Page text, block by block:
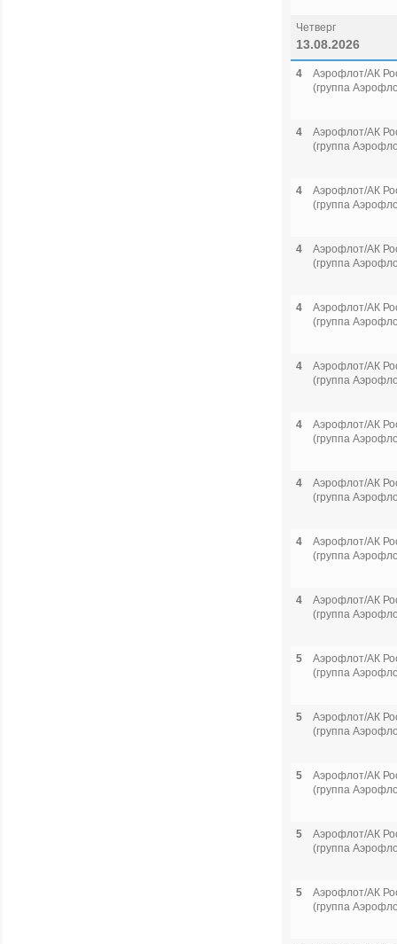
Четверг
13.08.2026
4
Аэрофлот/АК
(группа
4
Аэрофлот/АК
(группа
4
Аэрофлот/АК
(группа
4
Аэрофлот/АК
(группа
4
Аэрофлот/АК
(группа
4
Аэрофлот/АК
(группа
4
Аэрофлот/АК
(группа
4
Аэрофлот/АК
(группа
4
Аэрофлот/АК
(группа
4
Аэрофлот/АК
(группа
5
Аэрофлот/АК
(группа
5
Аэрофлот/АК
(группа
5
Аэрофлот/АК
(группа
5
Аэрофлот/АК
(группа
5
Аэрофлот/АК
(группа